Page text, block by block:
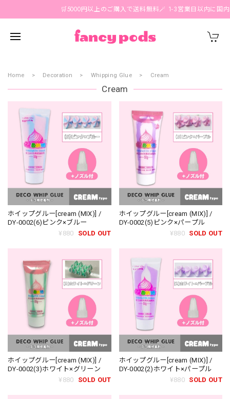
🛒5000円以上のご購入で送料無料🪄 1-3営業日以内に国内発
Home Decoration Whipping Glue Cream
Cream
ホイップグルー[cream (MIX)] /
DY-0002(6)ピンク×ブルー
¥880
SOLD OUT
ホイップグルー[cream (MIX)] /
DY-0002(5)ピンク×パープル
¥880 SOLD OUT
ホイップグルー[cream (MIX)] /
DY-0002(3)ホワイト×グリーン
¥880
SOLD OUT
ホイップグルー[cream (MIX)] /
DY-0002(2)ホワイト×パープル
¥880 SOLD OUT